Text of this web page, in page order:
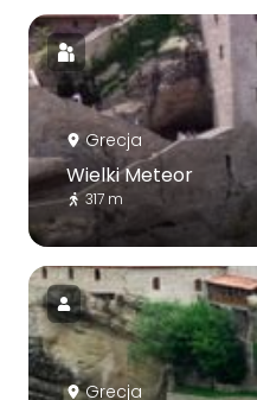
Grecja
Wielki Meteor
317 m
Grecja